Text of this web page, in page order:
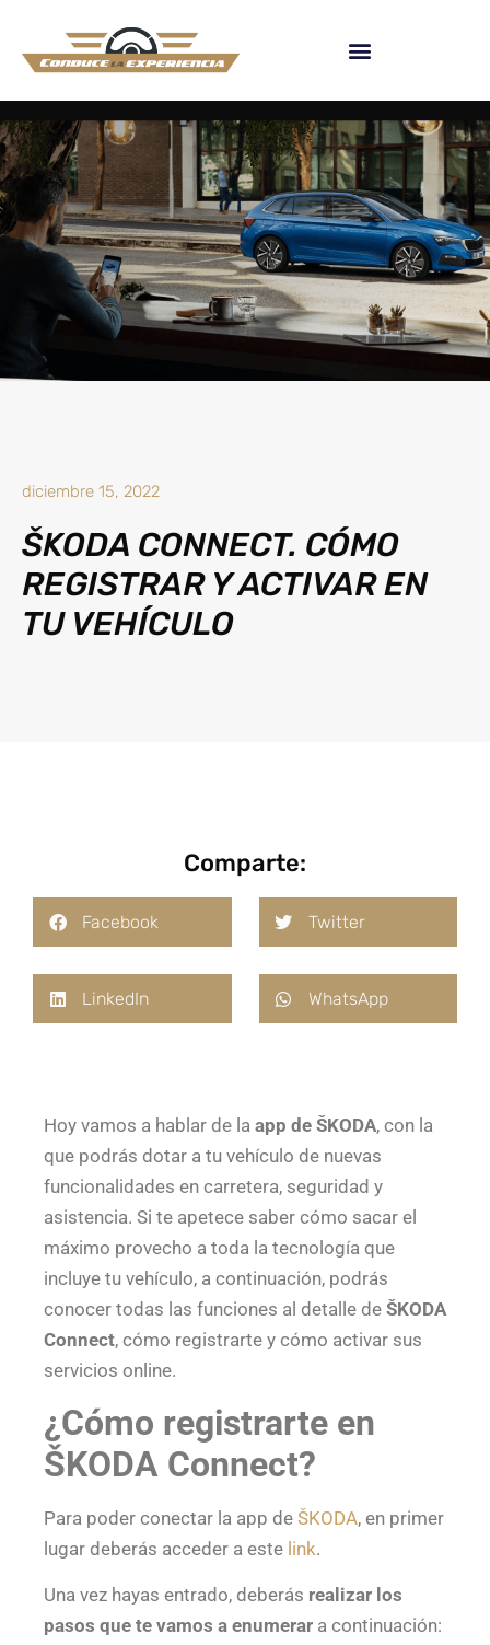
diciembre 15, 2022
ŠKODA CONNECT. CÓMO
REGISTRAR Y ACTIVAR EN
TU VEHÍCULO
Comparte:
Facebook Twitter
LinkedIn WhatsApp
Hoy vamos a hablar de la app de ŠKODA, con la
que podrás dotar a tu vehículo de nuevas
funcionalidades en carretera, seguridad y
asistencia. Si te apetece saber cómo sacar el
máximo provecho a toda la tecnología que
incluye tu vehículo, a continuación, podrás
conocer todas las funciones al detalle de ŠKODA
Connect, cómo registrarte y cómo activar sus
servicios online.
¿Cómo registrarte en
ŠKODA Connect?
Para poder conectar la app de ŠKODA, en primer
lugar deberás acceder a este link.
Una vez hayas entrado, deberás realizar los
pasos que te vamos a enumerar a continuación: